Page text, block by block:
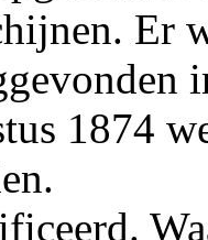
Er
1874